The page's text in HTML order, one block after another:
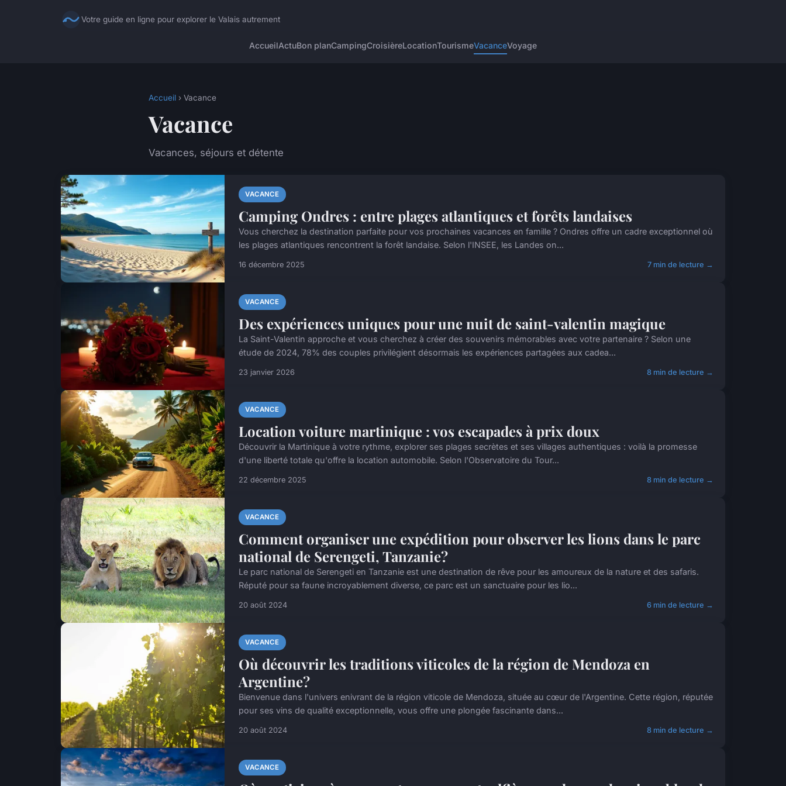
Votre guide en ligne pour explorer le Valais autrement
AccueilActuBon planCampingCroisièreLocationTourismeVacanceVoyage
Accueil › Vacance
Vacance
Vacances, séjours et détente
VACANCE
Camping Ondres : entre plages atlantiques et forêts landaises
Vous cherchez la destination parfaite pour vos prochaines vacances en famille ? Ondres offre un cadre exceptionnel où
les plages atlantiques rencontrent la forêt landaise. Selon l'INSEE, les Landes on...
16 décembre 2025 7 min de lecture →
VACANCE
Des expériences uniques pour une nuit de saint-valentin magique
La Saint-Valentin approche et vous cherchez à créer des souvenirs mémorables avec votre partenaire ? Selon une
étude de 2024, 78% des couples privilégient désormais les expériences partagées aux cadea...
23 janvier 2026 8 min de lecture →
VACANCE
Location voiture martinique : vos escapades à prix doux
Découvrir la Martinique à votre rythme, explorer ses plages secrètes et ses villages authentiques : voilà la promesse
d'une liberté totale qu'offre la location automobile. Selon l'Observatoire du Tour...
22 décembre 2025 8 min de lecture →
VACANCE
Comment organiser une expédition pour observer les lions dans le parc
national de Serengeti, Tanzanie?
Le parc national de Serengeti en Tanzanie est une destination de rêve pour les amoureux de la nature et des safaris.
Réputé pour sa faune incroyablement diverse, ce parc est un sanctuaire pour les lio...
20 août 2024 6 min de lecture →
VACANCE
Où découvrir les traditions viticoles de la région de Mendoza en
Argentine?
Bienvenue dans l'univers enivrant de la région viticole de Mendoza, située au cœur de l'Argentine. Cette région, réputée
pour ses vins de qualité exceptionnelle, vous offre une plongée fascinante dans...
20 août 2024 8 min de lecture →
VACANCE